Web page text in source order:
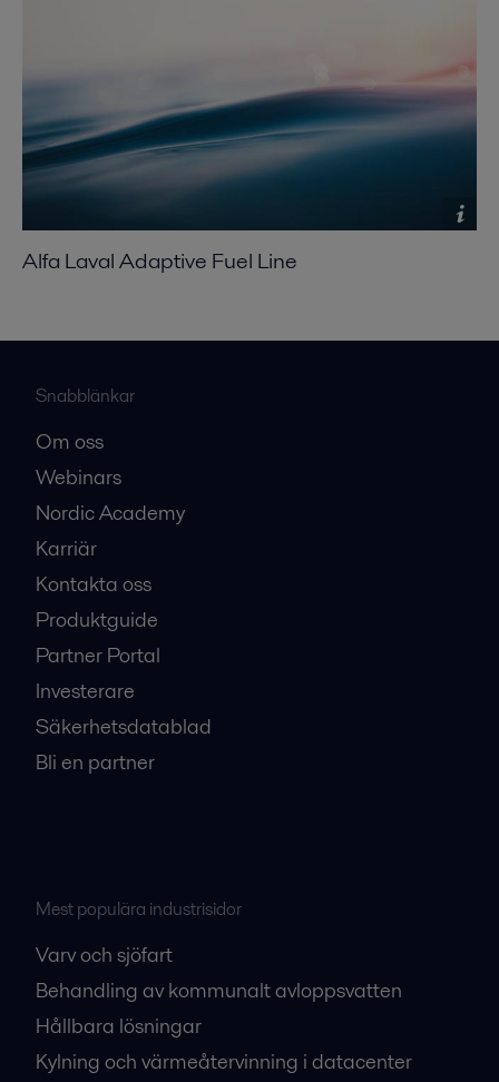
Alfa Laval Adaptive Fuel Line
Snabblänkar
Om oss
Webinars
Nordic Academy
Karriär
Kontakta oss
Produktguide
Partner Portal
Investerare
Säkerhetsdatablad
Bli en partner
Mest populära industrisidor
Varv och sjöfart
Behandling av kommunalt avloppsvatten
Hållbara lösningar
Kylning och värmeåtervinning i datacenter